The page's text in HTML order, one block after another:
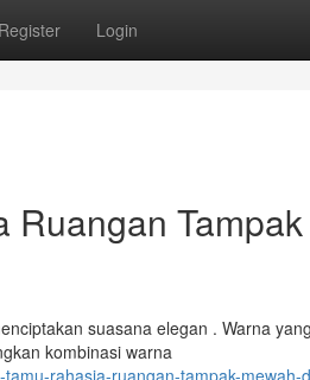
Register Login
Ruangan
suasana elegan . Warna
kombinasi warna
rahasia-ruangan-tampak-mewah-